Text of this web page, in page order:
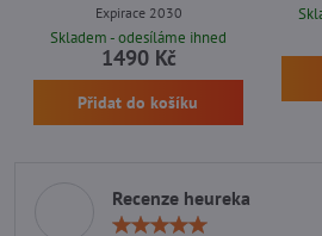
Expirace 2030
Skladem - odesíláme ihned
1490 Kč
Přidat do košíku
Recenze heureka